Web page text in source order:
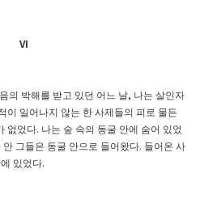
VI
의 박해를 받고 있던 어느 날, 나는 살인자
이 일어나지 않는 한 사제들의 피로 물든
없었다. 나는 숲 속의 동굴 안에 숨어 있었
그들은 동굴 안으로 들어왔다. 들어온 사
있었다.